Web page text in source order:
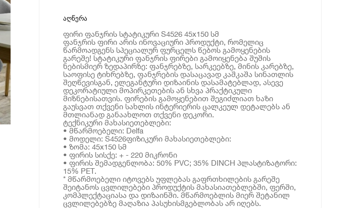
აღწერა
ფირი ფანჯრის სტატიკური S4526 45x150 სმ
ფანჯრის ფირი არის ინოვაციური პროდუქტი, რომელიც
წარმოადგენს სპეციალურ ფურცელს წებოს გამოყენების
გარეშე! სტატიკური ფანჯრის ფირები გამოიყენება შუშის
ნებისმიერ ზედაპირზე: ფანჯრებზე, სარკეებზე, მინის კარებზე,
საოფისე ტიხრებზე, ფანჯრების დასაცავად კაშკაშა სინათლის
შეღწევისგან, ელეგანტური დიზაინის დასამატებლად, ასევე
დეკორატიული მოპირკეთების ან სხვა პრაქტიკული
მიზნებისათვის. ფირების გამოყენებით შეგიძლიათ ხაზი
გაუსვათ თქვენი სახლის ინტერიერის ცალკეულ დეტალებს ან
მთლიანად განაახლოთ თქვენი დეკორი.
ტექნიკური მახასიეთებლები:
• მწარმოებელი: Delfa
• მოდელი: S4526ფიზიკური მახასიეთებლები:
• ზომა: 45x150 სმ
• ფირის სისქე: + - 220 მიკრონი
• ფირის შემადგენლობა: 50% PVC; 35% DINCH პლასტიზატორი:
15% PET.
* მწარმოებელი იტოვებს უფლებას გაფრთხილების გარეშე
შეიტანოს ცვლილებები პროდუქტის მახასიათებლებში, ფერში,
კომპლექტაციასა და დიზაინში. მწარმოებლის მიერ შეტანილ
ცვლილებებზე მაღაზია პასუხისმგებლობას არ იღებს.